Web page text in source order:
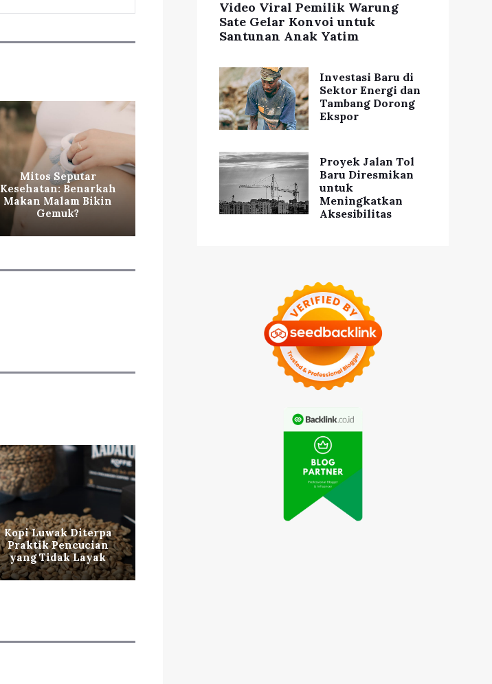
Mitos Seputar
Kesehatan: Benarkah
Makan Malam Bikin
Gemuk?
Mitos Kesehatan yang
Perlu Diketahui
Waspada, 5 Makanan
Sehat Ini Ternyata
Dapat Memicu Alergi
Kopi Luwak Diterpa
Praktik Pencucian
yang Tidak Layak
Video Viral Pemilik Warung
Sate Gelar Konvoi untuk
Santunan Anak Yatim
Investasi Baru di
Sektor Energi dan
Tambang Dorong
Ekspor
Proyek Jalan Tol
Baru Diresmikan
untuk
Meningkatkan
Aksesibilitas